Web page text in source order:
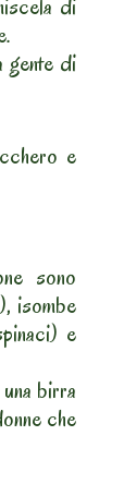
di
gente di
e
sono
isombe
e
birra
che